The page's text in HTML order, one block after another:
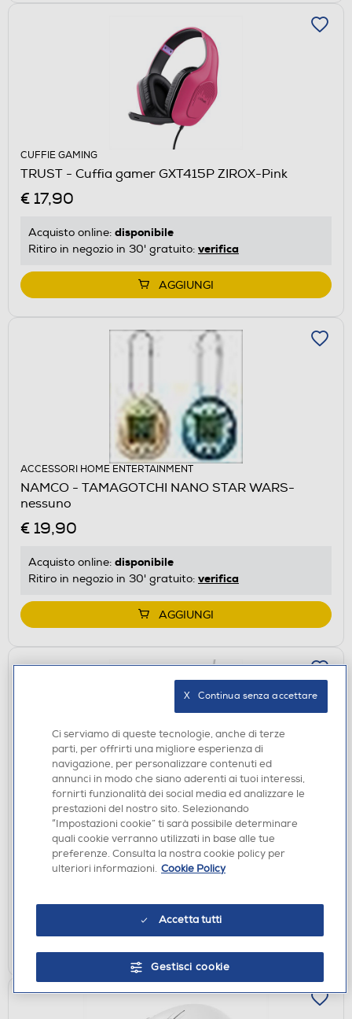
CUFFIE GAMING
TRUST - Cuffia gamer GXT415P ZIROX-Pink
€ 17,90
Acquisto online: disponibile
Ritiro in negozio in 30' gratuito: verifica
AGGIUNGI
ACCESSORI HOME ENTERTAINMENT
NAMCO - TAMAGOTCHI NANO STAR WARS-
nessuno
€ 19,90
Acquisto online: disponibile
Ritiro in negozio in 30' gratuito: verifica
AGGIUNGI
TASTIERE GAMING
TRUST - Tastiera + Mouse GXT794W 3-IN-1
BUNDLE-White
€ 44,90
Ritiro in negozio in 30' gratuito:verifica
Ci serviamo di queste tecnologie, anche di terze
parti, per offrirti una migliore esperienza di
navigazione, per personalizzare contenuti ed
annunci in modo che siano aderenti ai tuoi interessi,
fornirti funzionalità dei social media ed analizzare le
prestazioni del nostro sito. Selezionando
“Impostazioni cookie” ti sarà possibile determinare
quali cookie verranno utilizzati in base alle tue
preferenze. Consulta la nostra cookie policy per
ulteriori informazioni. Cookie Policy
Accetta tutti
Gestisci cookie
X   Continua senza accettare